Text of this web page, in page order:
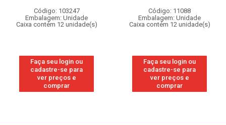
Código: 103247
Embalagem: Unidade
Caixa contém 12 unidade(s)
Faça seu login ou
cadastre-se para
ver preços e
comprar
Código: 11088
Embalagem: Unidade
Caixa contém 12 unidade(s)
Faça seu login ou
cadastre-se para
ver preços e
comprar